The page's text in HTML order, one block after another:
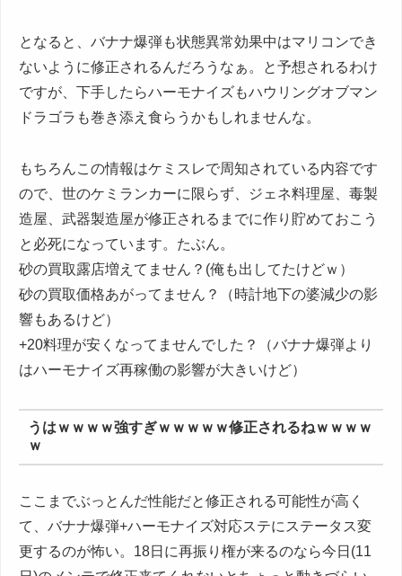
となると、バナナ爆弾も状態異常効果中はマリコンでき
ないように修正されるんだろうなぁ。と予想されるわけ
ですが、下手したらハーモナイズもハウリングオブマン
ドラゴラも巻き添え食らうかもしれませんな。
もちろんこの情報はケミスレで周知されている内容です
ので、世のケミランカーに限らず、ジェネ料理屋、毒製
造屋、武器製造屋が修正されるまでに作り貯めておこう
と必死になっています。たぶん。
砂の買取露店増えてません？(俺も出してたけどｗ）
砂の買取価格あがってません？（時計地下の婆減少の影
響もあるけど）
+20料理が安くなってませんでした？（バナナ爆弾より
はハーモナイズ再稼働の影響が大きいけど）
うはｗｗｗｗ強すぎｗｗｗｗｗ修正されるねｗｗｗｗ
ｗ
ここまでぶっとんだ性能だと修正される可能性が高く
て、バナナ爆弾+ハーモナイズ対応ステにステータス変
更するのが怖い。18日に再振り権が来るのなら今日(11